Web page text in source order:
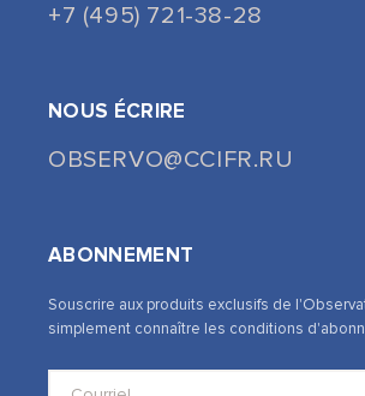
+7 (495) 721-38-28
NOUS ÉCRIRE
OBSERVO@CCIFR.RU
ABONNEMENT
Souscrire aux produits exclusifs de
simplement connaître les conditions